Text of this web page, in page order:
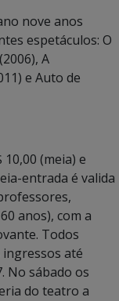
nove anos
espetáculos: O
A
e Auto de
(meia) e
entrada é valida
anos), com a
Todos
até
No sábado os
do teatro a